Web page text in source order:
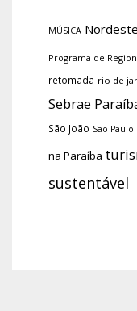
MÚSICA Nordeste
Programa de
retomada rio de
Sebrae
São João São Paulo
na Paraíba
sustentável